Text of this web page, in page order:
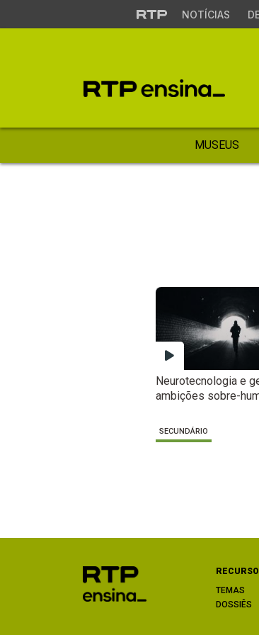
NOTÍCIAS
MUSEUS
Neurotecnologia e
ambições sobre-
SECUNDÁRIO
TEMAS
DOSSIÊS